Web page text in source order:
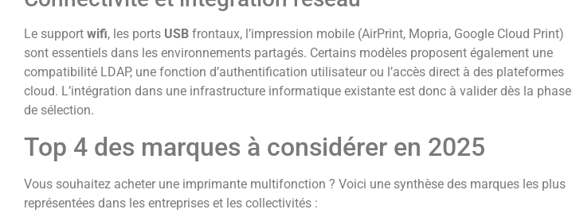
Le support wifi, les ports USB frontaux, l’impression mobile (AirPrint, Mopria, Google Cloud Print)
sont essentiels dans les environnements partagés. Certains modèles proposent également une
compatibilité LDAP, une fonction d’authentification utilisateur ou l’accès direct à des plateformes
cloud. L’intégration dans une infrastructure informatique existante est donc à valider dès la phase
de sélection.
Top 4 des marques à considérer en 2025
Vous souhaitez acheter une imprimante multifonction ? Voici une synthèse des marques les plus
représentées dans les entreprises et les collectivités :